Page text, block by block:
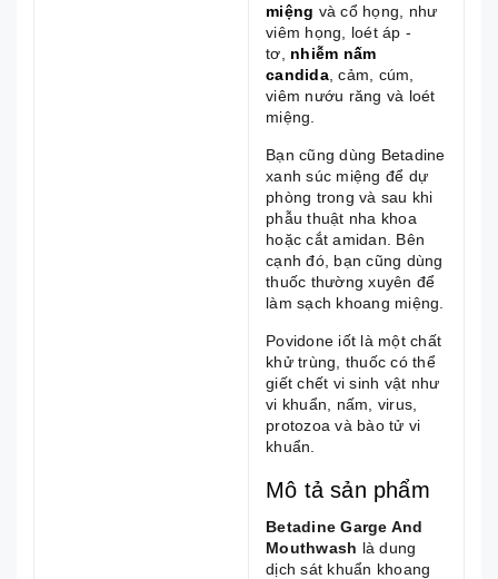
miệng và cổ họng, như
viêm họng, loét áp -
tơ, nhiễm nấm
candida, cảm, cúm,
viêm nướu răng và loét
miệng.
Bạn cũng dùng Betadine
xanh súc miệng để dự
phòng trong và sau khi
phẫu thuật nha khoa
hoặc cắt amidan. Bên
cạnh đó, bạn cũng dùng
thuốc thường xuyên để
làm sạch khoang miệng.
Povidone iốt là một chất
khử trùng, thuốc có thể
giết chết vi sinh vật như
vi khuẩn, nấm, virus,
protozoa và bào tử vi
khuẩn.
Mô tả sản phẩm
Betadine Garge And
Mouthwash là dung
dịch sát khuẩn khoang